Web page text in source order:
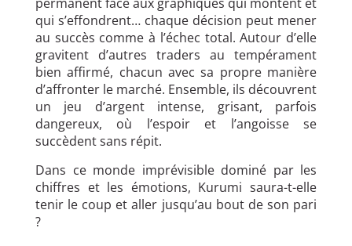
qui s’effondrent… chaque décision peut mener
au succès comme à l’échec total. Autour d’elle
gravitent d’autres traders au tempérament
bien affirmé, chacun avec sa propre manière
d’affronter le marché. Ensemble, ils découvrent
un jeu d’argent intense, grisant, parfois
dangereux, où l’espoir et l’angoisse se
succèdent sans répit.
Dans ce monde imprévisible dominé par les
chiffres et les émotions, Kurumi saura-t-elle
tenir le coup et aller jusqu’au bout de son pari
?